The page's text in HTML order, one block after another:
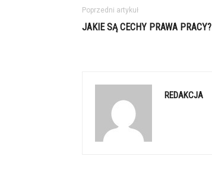
Poprzedni artykuł
JAKIE SĄ CECHY PRAWA PRACY?
REDAKCJA